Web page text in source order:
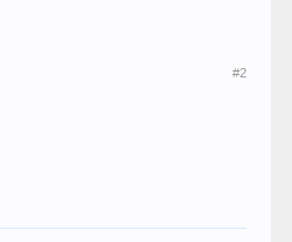
#2